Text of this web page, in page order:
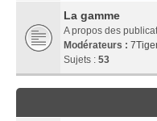
La gamme
A propos des
Modérateurs :
Sujets : 53